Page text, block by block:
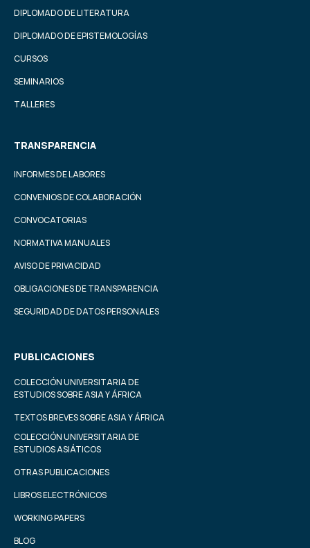
DIPLOMADO DE LITERATURA
DIPLOMADO DE EPISTEMOLOGÍAS
CURSOS
SEMINARIOS
TALLERES
TRANSPARENCIA
INFORMES DE LABORES
CONVENIOS DE COLABORACIÓN
CONVOCATORIAS
NORMATIVA MANUALES
AVISO DE PRIVACIDAD
OBLIGACIONES DE TRANSPARENCIA
SEGURIDAD DE DATOS PERSONALES
PUBLICACIONES
COLECCIÓN UNIVERSITARIA DE
ESTUDIOS SOBRE ASIA Y ÁFRICA
TEXTOS BREVES SOBRE ASIA Y ÁFRICA
COLECCIÓN UNIVERSITARIA DE
ESTUDIOS ASIÁTICOS
OTRAS PUBLICACIONES
LIBROS ELECTRÓNICOS
WORKING PAPERS
BLOG